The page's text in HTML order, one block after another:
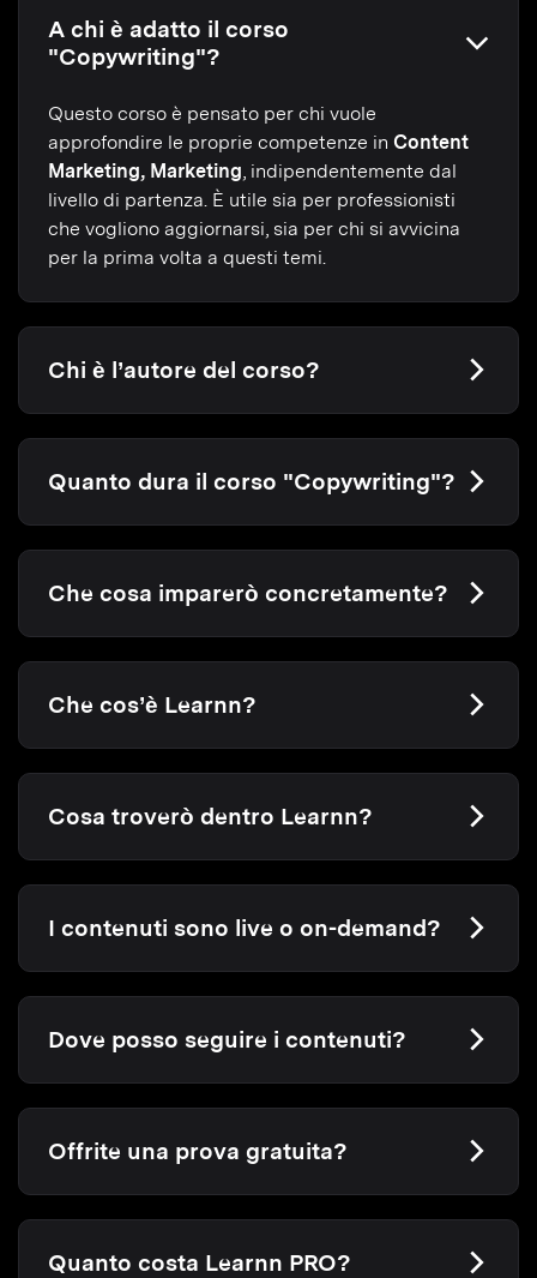
A chi è adatto il corso
"Copywriting"?
Questo corso è pensato per chi vuole
approfondire le proprie competenze in Content
Marketing, Marketing , indipendentemente dal
livello di partenza. È utile sia per professionisti
che vogliono aggiornarsi, sia per chi si avvicina
per la prima volta a questi temi.
Chi è l’autore del corso?
Quanto dura il corso "Copywriting"?
Che cosa imparerò concretamente?
Che cos’è Learnn?
Cosa troverò dentro Learnn?
I contenuti sono live o on-demand?
Dove posso seguire i contenuti?
Offrite una prova gratuita?
Quanto costa Learnn PRO?